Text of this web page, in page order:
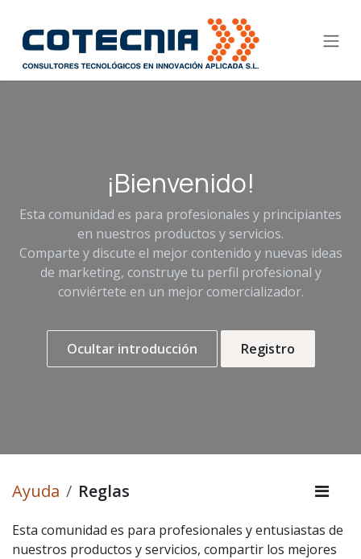
¡Bienvenido!
Esta comunidad es para profesionales y principiantes
en nuestros productos y servicios.
Comparte y discute el mejor contenido y nuevas ideas
de marketing, construye tu perfil profesional y
conviértete en un mejor comercializador.
Ocultar introducción Registro
Ayuda Reglas
Esta comunidad es para profesionales y entusiastas de
nuestros productos y servicios, compartir los mejores